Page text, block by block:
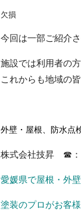
欠損
今回は一部ご紹介
施設では利用者の
これからも地域の
外壁・屋根、防水
株式会社技昇 ☎
愛媛県で屋根・外
塗装のプロがお客